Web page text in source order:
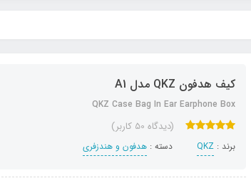
کیف هدفون QKZ مدل A1
QKZ Case Bag In Ear Earphone Box
(دیدگاه 50 کاربر)
برند : QKZ دسته : هدفون‌ و‌ هندزفری